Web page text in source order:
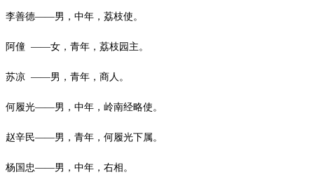
李善德——男，中年，荔枝使。
阿僮 ——女，青年，荔枝园主。
苏凉 ——男，青年，商人。
何履光——男，中年，岭南经略使。
赵辛民——男，青年，何履光下属。
杨国忠——男，中年，右相。